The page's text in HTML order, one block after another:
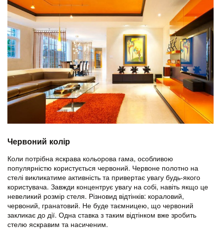
Червоний колір
Коли потрібна яскрава кольорова гама, особливою
популярністю користується червоний. Червоне полотно на
стелі викликатиме активність та привертає увагу будь-якого
користувача. Завжди концентрує увагу на собі, навіть якщо це
невеликий розмір стеля. Різновид відтінків: кораловий,
червоний, гранатовий. Не буде таємницею, що червоний
закликає до дії. Одна ставка з таким відтінком вже зробить
стелю яскравим та насиченим.